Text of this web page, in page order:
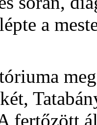
a
fertőzött